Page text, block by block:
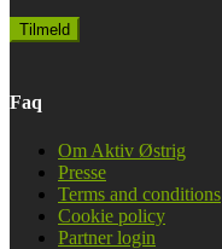
Faq
Om Aktiv Østrig
Presse
Terms and conditions
Cookie policy
Partner login